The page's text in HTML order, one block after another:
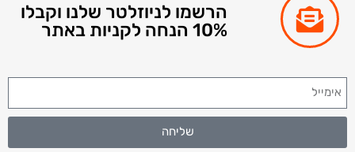
הרשמו לניוזלטר שלנו וקבלו
10% הנחה לקניות באתר
שליחה